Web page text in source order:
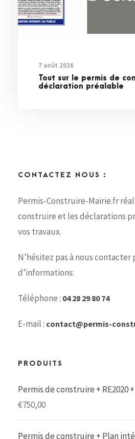
7 août 2026
Tout sur le permis de
déclaration préalable
CONTACTEZ NOUS :
Permis-Construire-Mairie.fr
construire et les déclarations
vos travaux.
N’hésitez pas à nous contacter
d’informations:
Téléphone : 04 28 29 80 74
E-mail : contact@permis-
PRODUITS
Permis de construire + RE2020 +
€750,00
Permis de construire + Plan